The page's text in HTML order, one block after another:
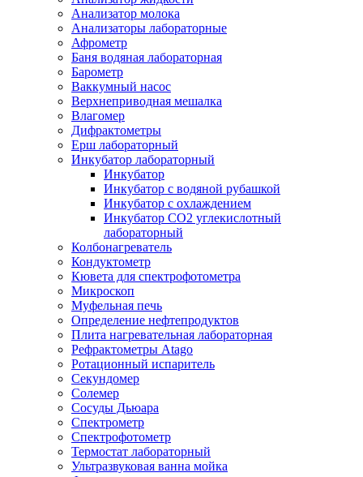
Анализатор молока
Анализаторы лабораторные
Афрометр
Баня водяная лабораторная
Барометр
Ваккумный насос
Верхнеприводная мешалка
Влагомер
Дифрактометры
Ерш лабораторный
Инкубатор лабораторный
Инкубатор
Инкубатор с водяной рубашкой
Инкубатор с охлаждением
Инкубатор СО2 углекислотный
лабораторный
Колбонагреватель
Кондуктометр
Кювета для спектрофотометра
Микроскоп
Муфельная печь
Определение нефтепродуктов
Плита нагревательная лабораторная
Рефрактометры Atago
Ротационный испаритель
Секундомер
Солемер
Сосуды Дьюара
Спектрометр
Спектрофотометр
Термостат лабораторный
Ультразвуковая ванна мойка